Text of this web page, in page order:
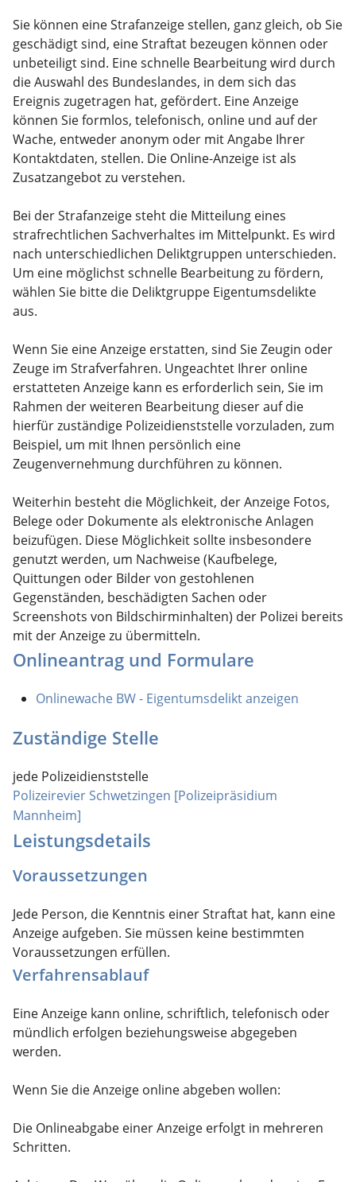
Sie können eine Strafanzeige stellen, ganz gleich, ob Sie
geschädigt sind, eine Straftat bezeugen können oder
unbeteiligt sind. Eine schnelle Bearbeitung wird durch
die Auswahl des Bundeslandes, in dem sich das
Ereignis zugetragen hat, gefördert. Eine Anzeige
können Sie formlos, telefonisch, online und auf der
Wache, entweder anonym oder mit Angabe Ihrer
Kontaktdaten, stellen. Die Online-Anzeige ist als
Zusatzangebot zu verstehen.
Bei der Strafanzeige steht die Mitteilung eines
strafrechtlichen Sachverhaltes im Mittelpunkt. Es wird
nach unterschiedlichen Deliktgruppen unterschieden.
Um eine möglichst schnelle Bearbeitung zu fördern,
wählen Sie bitte die Deliktgruppe Eigentumsdelikte
aus.
Wenn Sie eine Anzeige erstatten, sind Sie Zeugin oder
Zeuge im Strafverfahren. Ungeachtet Ihrer online
erstatteten Anzeige kann es erforderlich sein, Sie im
Rahmen der weiteren Bearbeitung dieser auf die
hierfür zuständige Polizeidienststelle vorzuladen, zum
Beispiel, um mit Ihnen persönlich eine
Zeugenvernehmung durchführen zu können.
Weiterhin besteht die Möglichkeit, der Anzeige Fotos,
Belege oder Dokumente als elektronische Anlagen
beizufügen. Diese Möglichkeit sollte insbesondere
genutzt werden, um Nachweise (Kaufbelege,
Quittungen oder Bilder von gestohlenen
Gegenständen, beschädigten Sachen oder
Screenshots von Bildschirminhalten) der Polizei bereits
mit der Anzeige zu übermitteln.
Onlineantrag und Formulare
Onlinewache BW - Eigentumsdelikt anzeigen
Zuständige Stelle
jede Polizeidienststelle
Polizeirevier Schwetzingen [Polizeipräsidium
Mannheim]
Leistungsdetails
Voraussetzungen
Jede Person, die Kenntnis einer Straftat hat, kann eine
Anzeige aufgeben. Sie müssen keine bestimmten
Voraussetzungen erfüllen.
Verfahrensablauf
Eine Anzeige kann online, schriftlich, telefonisch oder
mündlich erfolgen beziehungsweise abgegeben
werden.
Wenn Sie die Anzeige online abgeben wollen:
Die Onlineabgabe einer Anzeige erfolgt in mehreren
Schritten.